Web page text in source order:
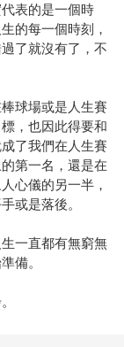
表的是一個時
的每一個時刻，
了就沒有了，不
球場或是人生賽
，也因此得要和
了我們在人生賽
第一名，還是在
心儀的另一半，
或是落後。
一直都有無窮無
備。